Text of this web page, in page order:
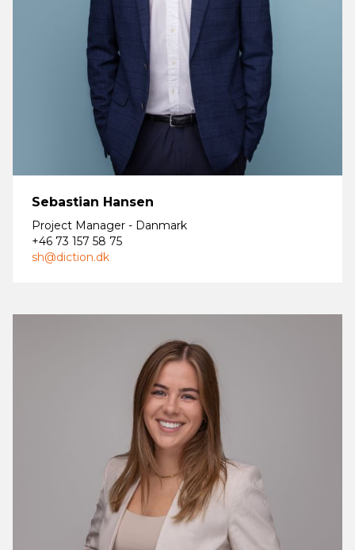
Sebastian Hansen
Project Manager - Danmark
+46 73 157 58 75
sh@diction.dk